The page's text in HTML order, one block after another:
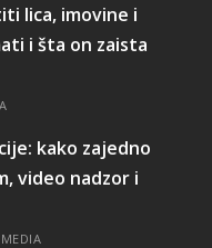
lica, imovine i
i šta on zaista
kako zajedno
video nadzor i